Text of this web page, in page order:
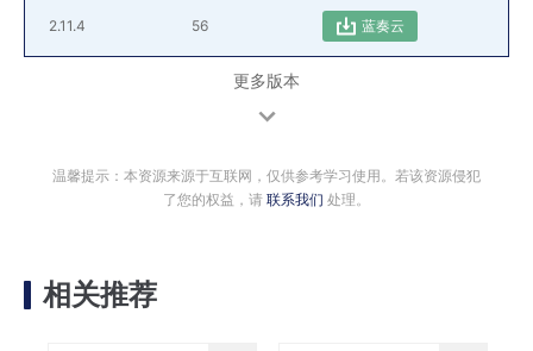
2.11.4 56 蓝奏云
更多版本
温馨提示：本资源来源于互联网，仅供参考学习使用。若该资源侵犯
了您的权益，请 联系我们 处理。
相关推荐